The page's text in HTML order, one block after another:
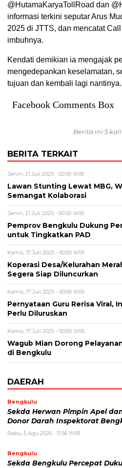
@HutamaKaryaTollRoad dan
informasi terkini seputar Arus
2025 di JTTS, dan mencatat
imbuhnya.
Kendati demikian ia mengajak
mengedepankan keselamatan,
tujuan dan kembali lagi nantinya.
Facebook Comments Box
Berita ini 5
BERITA TERKAIT
Senin, 21 Juli 2025 - 00:00 WIB
Lawan Stunting Lewat MBG,
Semangat Kolaborasi
Senin, 21 Juli 2025 - 00:00 WIB
Pemprov Bengkulu Dukung
untuk Tingkatkan PAD
Kamis, 17 Juli 2025 - 00:00 WIB
Koperasi Desa/Kelurahan
Segera Siap Diluncurkan
Kamis, 17 Juli 2025 - 00:00 WIB
Pernyataan Guru Rerisa Viral,
Perlu Diluruskan
Kamis, 17 Juli 2025 - 00:00 WIB
Wagub Mian Dorong
di Bengkulu
DAERAH
Bengkulu
Sekda Herwan Pimpin Apel
Donor Darah Inspektorat
Rabu, 5 Agu 2026 - 11:56 WIB
Bengkulu
Sekda Bengkulu Percepat